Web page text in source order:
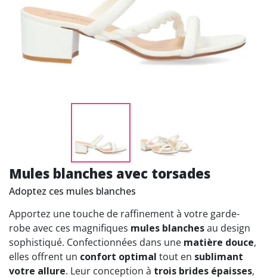
Mules blanches avec torsades
Adoptez ces mules blanches
Apportez une touche de raffinement à votre garde-
robe avec ces magnifiques mules blanchesau design
sophistiqué. Confectionnées dans une matière douce,
elles offrent un confort optimal tout en sublimant
votre allure. Leur conception à trois brides épaisses,